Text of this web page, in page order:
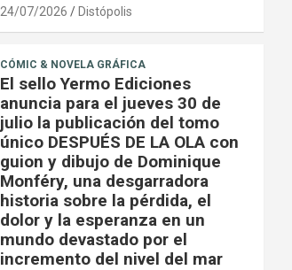
24/07/2026 Distópolis
CÓMIC & NOVELA GRÁFICA
El sello Yermo Ediciones
anuncia para el jueves 30 de
julio la publicación del tomo
único DESPUÉS DE LA OLA con
guion y dibujo de Dominique
Monféry, una desgarradora
historia sobre la pérdida, el
dolor y la esperanza en un
mundo devastado por el
incremento del nivel del mar